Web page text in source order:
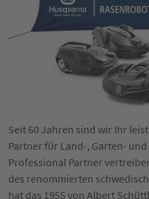
Seit 60 Jahren sind wir Ihr
Partner für Land-, Garten-
Professional Partner
des renommierten
hat das 1955 von Albert